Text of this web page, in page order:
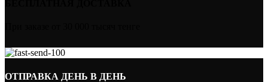
ОТПРАВКА ДЕНЬ В ДЕНЬ